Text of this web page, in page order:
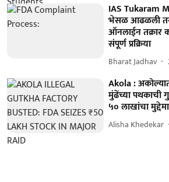
IAS Tukaram
भेसळ आढळली
ऑनलाईन तक्रार
संपूर्ण प्रक्रिया
Bharat Jadhav
Akola :
मुंढेंच्या पथकाची
५० लाखांचा
Alisha Khedekar